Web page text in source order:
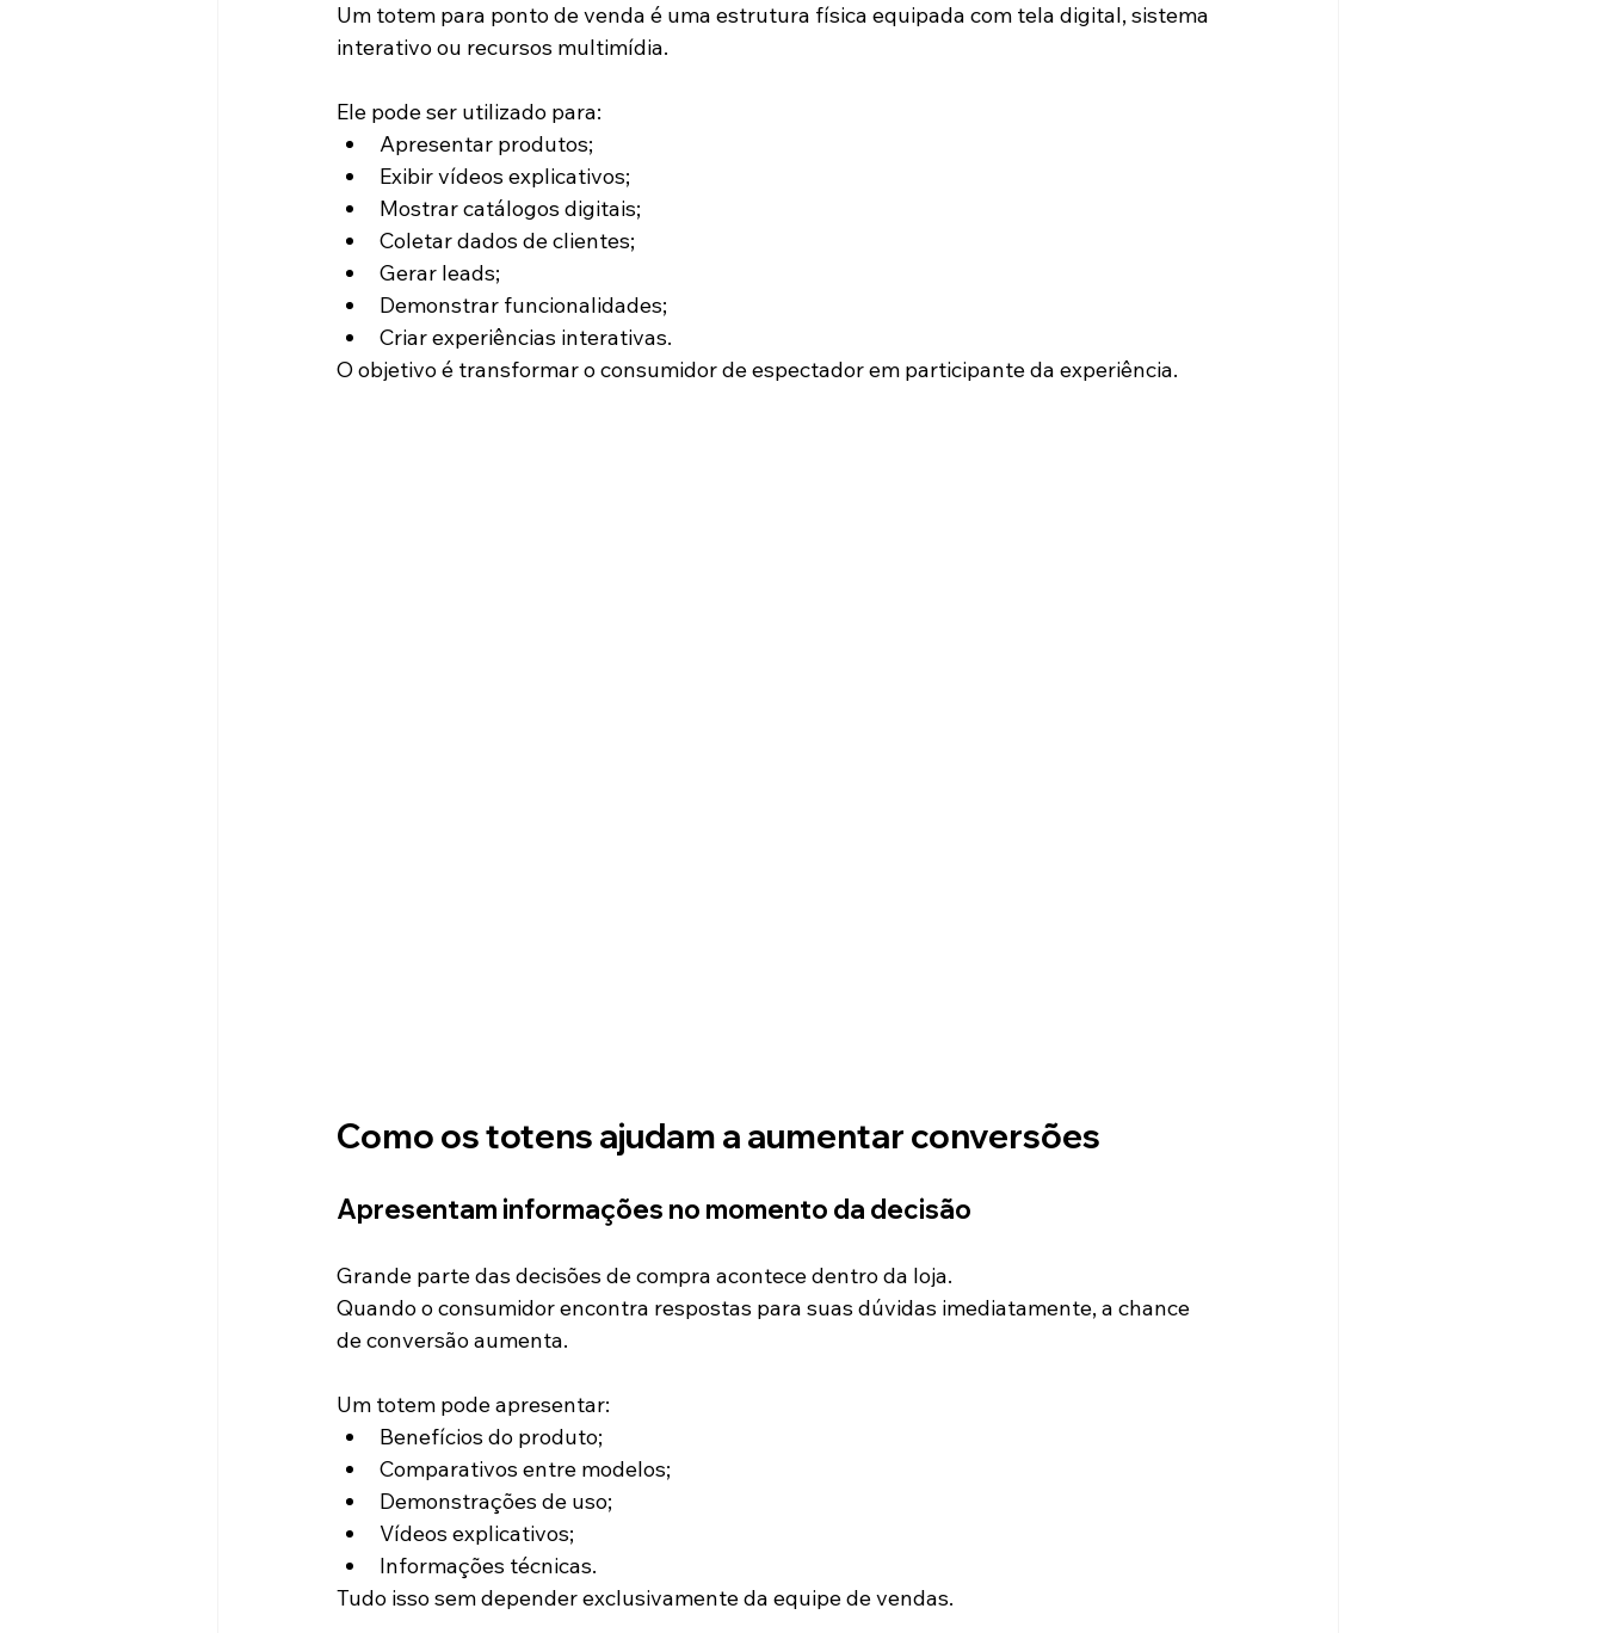
Um totem para ponto de venda é uma estrutura física equipada com tela digital, sistema
interativo ou recursos multimídia.
Ele pode ser utilizado para:
Apresentar produtos;
Exibir vídeos explicativos;
Mostrar catálogos digitais;
Coletar dados de clientes;
Gerar leads;
Demonstrar funcionalidades;
Criar experiências interativas.
O objetivo é transformar o consumidor de espectador em participante da experiência.
Como os totens ajudam a aumentar conversões
Apresentam informações no momento da decisão
Grande parte das decisões de compra acontece dentro da loja.
Quando o consumidor encontra respostas para suas dúvidas imediatamente, a chance
de conversão aumenta.
Um totem pode apresentar:
Benefícios do produto;
Comparativos entre modelos;
Demonstrações de uso;
Vídeos explicativos;
Informações técnicas.
Tudo isso sem depender exclusivamente da equipe de vendas.